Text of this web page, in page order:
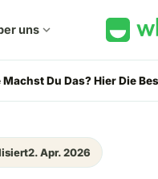
uns expand_more
Du Das? Hier Die
2. Apr. 2026